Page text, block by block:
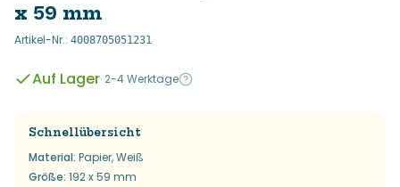
x 59 mm
Artikel-Nr.: 4008705051231
Auf Lager· 2-4 Werktage
Schnellübersicht
Material: Papier, Weiß
Größe: 192 x 59 mm